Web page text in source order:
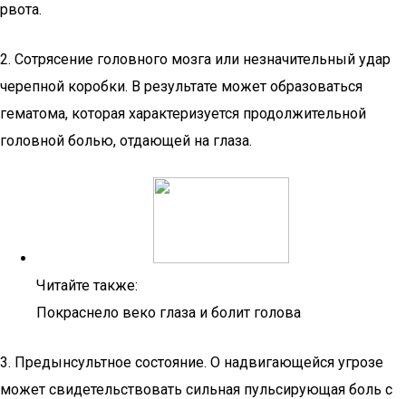
рвота.
2. Сотрясение головного мозга или незначительный удар
черепной коробки. В результате может образоваться
гематома, которая характеризуется продолжительной
головной болью, отдающей на глаза.
Читайте также:
Покраснело веко глаза и болит голова
3. Предынсультное состояние. О надвигающейся угрозе
может свидетельствовать сильная пульсирующая боль с